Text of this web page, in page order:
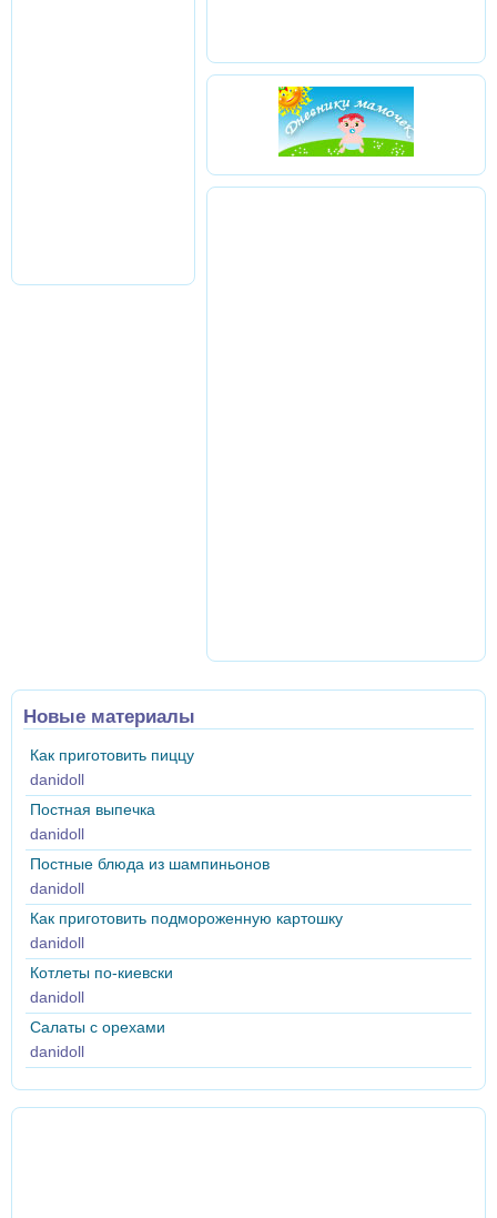
Новые материалы
Как приготовить пиццу
danidoll
Постная выпечка
danidoll
Постные блюда из шампиньонов
danidoll
Как приготовить подмороженную картошку
danidoll
Котлеты по-киевски
danidoll
Салаты с орехами
danidoll